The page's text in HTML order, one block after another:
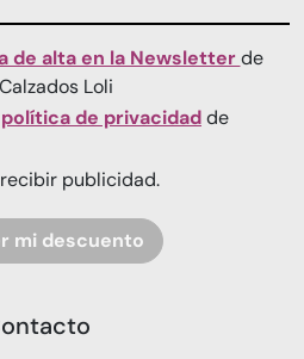
de alta en la Newsletterde
Calzados Loli
política de privacidadde
publicidad.
mi descuento